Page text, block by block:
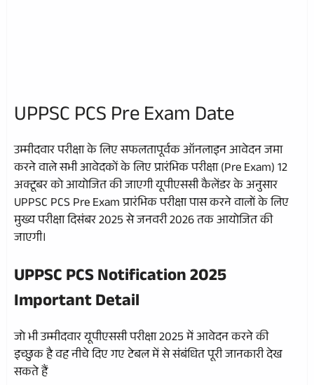
UPPSC PCS Pre Exam Date
उम्मीदवार परीक्षा के लिए सफलतापूर्वक ऑनलाइन आवेदन जमा
करने वाले सभी आवेदकों के लिए प्रारंभिक परीक्षा (Pre Exam) 12
अक्टूबर को आयोजित की जाएगी यूपीएससी कैलेंडर के अनुसार
UPPSC PCS Pre Exam प्रारंभिक परीक्षा पास करने वालों के लिए
मुख्य परीक्षा दिसंबर 2025 से जनवरी 2026 तक आयोजित की
जाएगी।
UPPSC PCS Notification 2025
Important Detail
जो भी उम्मीदवार यूपीएससी परीक्षा 2025 में आवेदन करने की
इच्छुक है वह नीचे दिए गए टेबल में से संबंधित पूरी जानकारी देख
सकते हैं